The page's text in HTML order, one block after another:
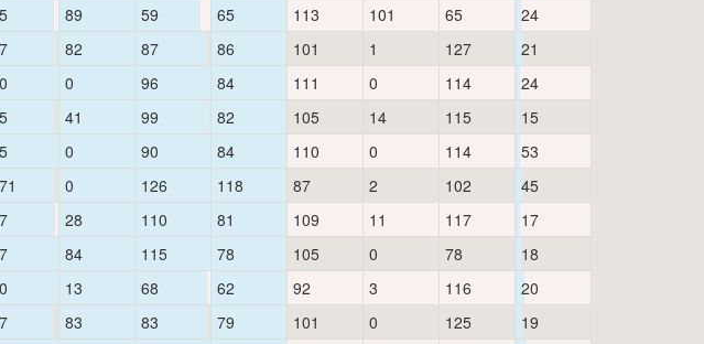
89 59 65 113 101 65
24
82 87 86 101 1 127
21
0 96 84 111 0 114
24
41 99 82 105 14 115
15
0 90 84 110 0 114
53
0 126 118 87 2 102
45
28 110 81 109 11 117
17
84 115 78 105 0 78
18
13 68 62 92 3 116
20
83 83 79 101 0 125
19